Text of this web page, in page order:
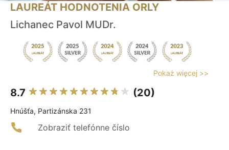
LAUREÁT HODNOTENIA ORLY
Lichanec Pavol MUDr.
Pokaż więcej >>
8.7 (20)
Hnúšťa, Partizánska 231
Zobraziť telefónne číslo